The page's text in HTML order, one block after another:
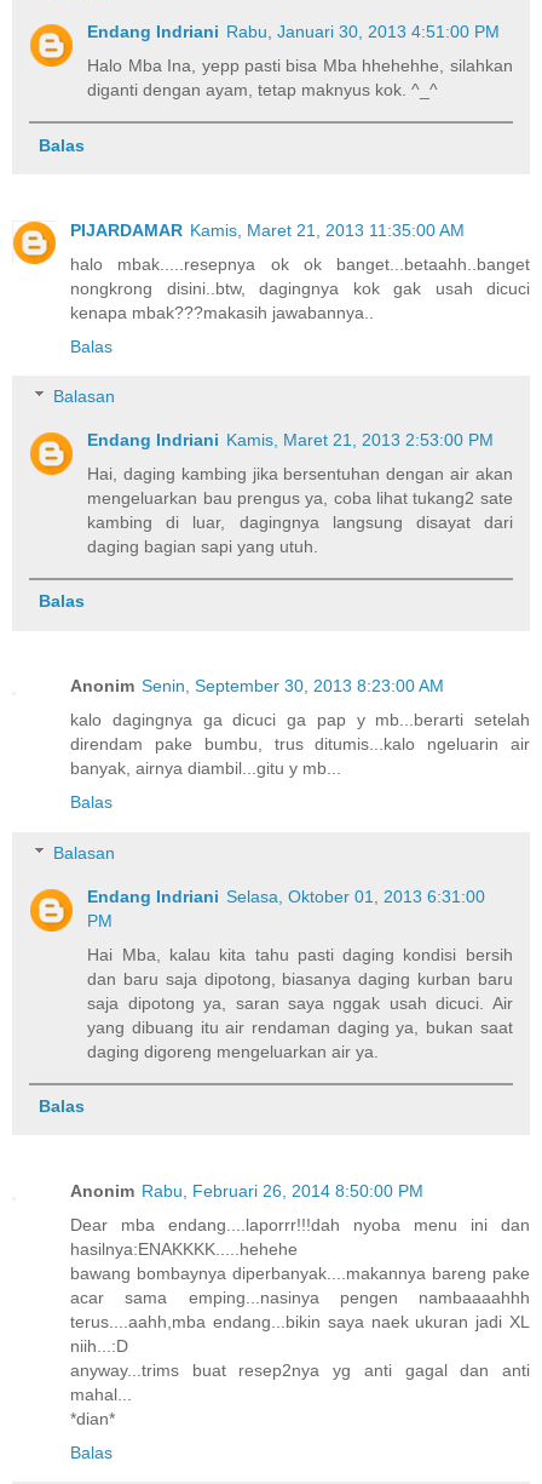
Endang Indriani Rabu, Januari 30, 2013 4:51:00 PM
Halo Mba Ina, yepp pasti bisa Mba hhehehhe, silahkan
diganti dengan ayam, tetap maknyus kok. ^_^
Balas
PIJARDAMAR Kamis, Maret 21, 2013 11:35:00 AM
halo mbak.....resepnya ok ok banget...betaahh..banget
nongkrong disini..btw, dagingnya kok gak usah dicuci
kenapa mbak???makasih jawabannya..
Balas
Balasan
Endang Indriani Kamis, Maret 21, 2013 2:53:00 PM
Hai, daging kambing jika bersentuhan dengan air akan
mengeluarkan bau prengus ya, coba lihat tukang2 sate
kambing di luar, dagingnya langsung disayat dari
daging bagian sapi yang utuh.
Balas
Anonim Senin, September 30, 2013 8:23:00 AM
kalo dagingnya ga dicuci ga pap y mb...berarti setelah
direndam pake bumbu, trus ditumis...kalo ngeluarin air
banyak, airnya diambil...gitu y mb...
Balas
Balasan
Endang Indriani Selasa, Oktober 01, 2013 6:31:00
PM
Hai Mba, kalau kita tahu pasti daging kondisi bersih
dan baru saja dipotong, biasanya daging kurban baru
saja dipotong ya, saran saya nggak usah dicuci. Air
yang dibuang itu air rendaman daging ya, bukan saat
daging digoreng mengeluarkan air ya.
Balas
Anonim Rabu, Februari 26, 2014 8:50:00 PM
Dear mba endang....laporrr!!!dah nyoba menu ini dan
hasilnya:ENAKKKK.....hehehe
bawang bombaynya diperbanyak....makannya bareng pake
acar sama emping...nasinya pengen nambaaaahhh
terus....aahh,mba endang...bikin saya naek ukuran jadi XL
niih...:D
anyway...trims buat resep2nya yg anti gagal dan anti
mahal...
*dian*
Balas